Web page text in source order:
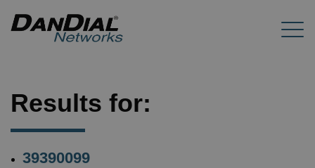
Results for:
39390099